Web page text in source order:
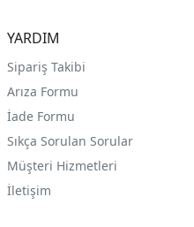
YARDIM
Sipariş Takibi
Arıza Formu
İade Formu
Sıkça Sorulan Sorular
Müşteri Hizmetleri
İletişim